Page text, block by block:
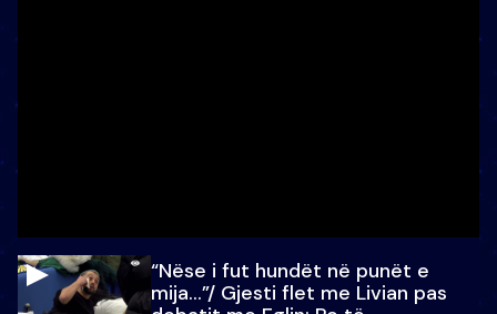
“Nëse i fut hundët në punët e
mija…”/ Gjesti flet me Livian pas